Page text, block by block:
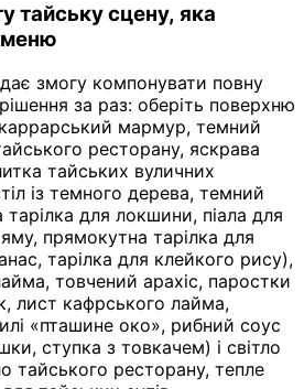
тайську сцену, яка
меню
змогу компонувати повну
за раз: оберіть поверхню
каррарський мармур, темний
ресторану, яскрава
тайських вуличних
із темного дерева, темний
тарілка для локшини, піала для
прямокутна тарілка для
тарілка для клейкого рису),
товчений арахіс, паростки
лист кафрського лайма,
«пташине око», рибний соус
ступка з товкачем) і світло
тайського ресторану, тепле